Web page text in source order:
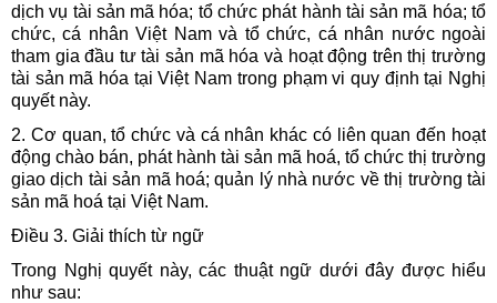
dịch vụ tài sản mã hóa; tổ chức phát hành tài sản mã hóa; tổ
chức, cá nhân Việt Nam và tổ chức, cá nhân nước ngoài
tham gia đầu tư tài sản mã hóa và hoạt động trên thị trường
tài sản mã hóa tại Việt Nam trong phạm vi quy định tại Nghị
quyết này.
2. Cơ quan, tổ chức và cá nhân khác có liên quan đến hoạt
động chào bán, phát hành tài sản mã hoá, tổ chức thị trường
giao dịch tài sản mã hoá; quản lý nhà nước về thị trường tài
sản mã hoá tại Việt Nam.
Điều 3. Giải thích từ ngữ
Trong Nghị quyết này, các thuật ngữ dưới đây được hiểu
như sau: